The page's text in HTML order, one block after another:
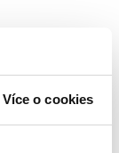
Více o cookies